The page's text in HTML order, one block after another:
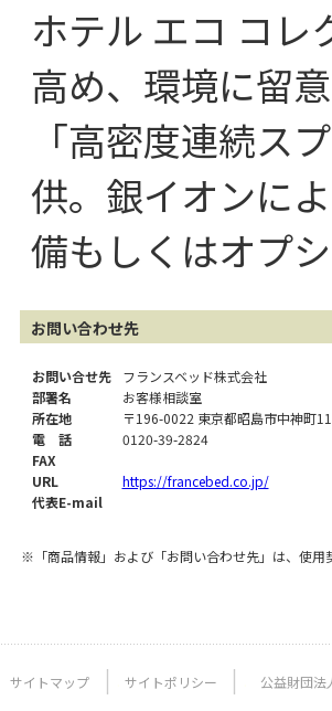
ホテル エコ コ
高め、環境に留
「高密度連続ス
供。銀イオンに
備もしくはオプ
お問い合わせ先
お問い合せ先
フランスベッド株式会社
部署名
お客様相談室
所在地
〒196-0022 東京都昭島市中神町
電 話
0120-39-2824
FAX
URL
https://francebed.co.jp/
代表E-mail
※「商品情報」および「お問い合わせ先」は、使
サイトマップ サイトポリシー 公益財団法